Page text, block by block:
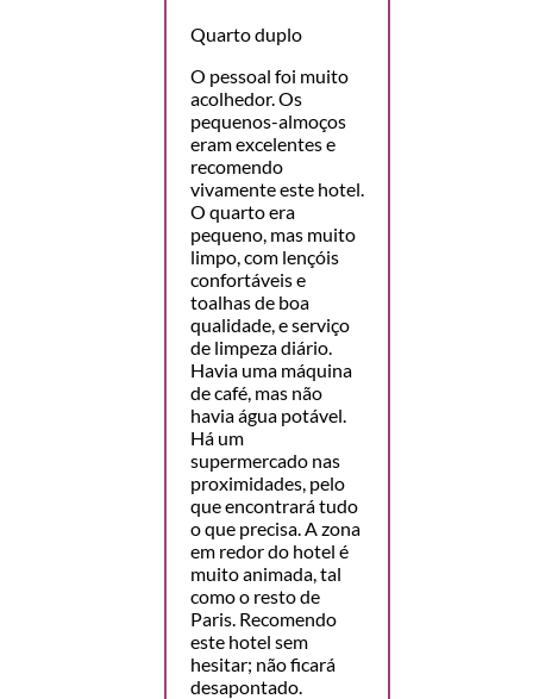
Quarto duplo
O pessoal foi muito
acolhedor. Os
pequenos-almoços
eram excelentes e
recomendo
vivamente este hotel.
O quarto era
pequeno, mas muito
limpo, com lençóis
confortáveis e
toalhas de boa
qualidade, e serviço
de limpeza diário.
Havia uma máquina
de café, mas não
havia água potável.
Há um
supermercado nas
proximidades, pelo
que encontrará tudo
o que precisa. A zona
em redor do hotel é
muito animada, tal
como o resto de
Paris. Recomendo
este hotel sem
hesitar; não ficará
desapontado.